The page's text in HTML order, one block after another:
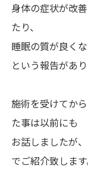
身体の症状が改
たり、
睡眠の質が良く
という報告があり
施術を受けてか
た事は以前にも
お話しましたが
でご紹介致します